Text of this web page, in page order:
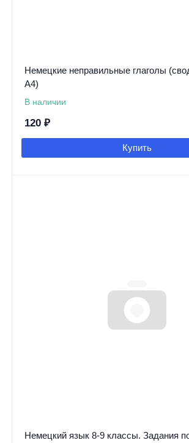
Немецкие неправильные глаголы
А4)
В наличии
120 ₽
Купить
Немецкий язык 8-9 классы. Задания